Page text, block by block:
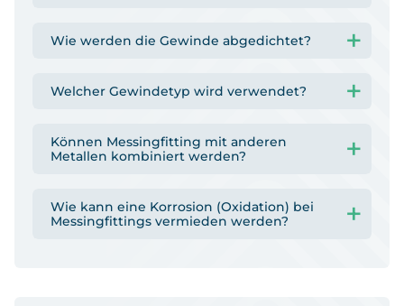
Wie werden die Gewinde abgedichtet?
Welcher Gewindetyp wird verwendet?
Können Messingfitting mit anderen
Metallen kombiniert werden?
Wie kann eine Korrosion (Oxidation) bei
Messingfittings vermieden werden?